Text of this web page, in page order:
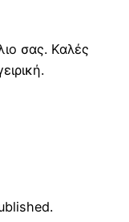
σας. Καλές